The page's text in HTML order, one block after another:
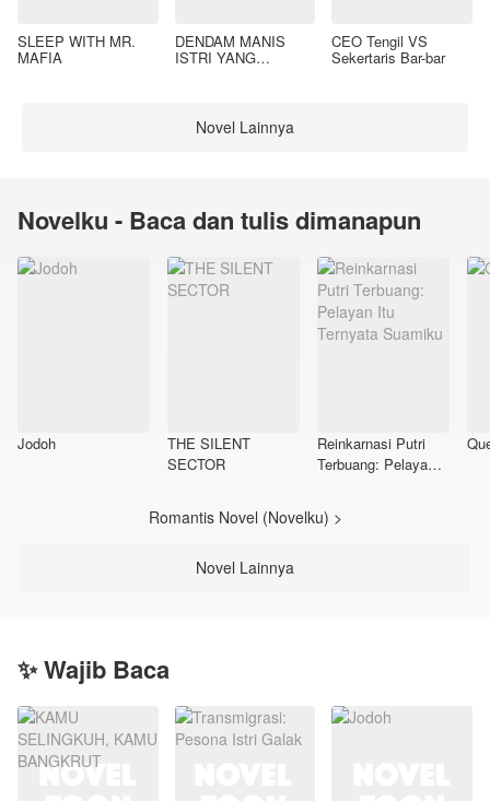
SLEEP WITH MR.
MAFIA
DENDAM MANIS
ISTRI YANG
CEO Tengil VS
Sekertaris Bar-bar
Novel Lainnya
Novelku - Baca dan tulis dimanapun
Jodoh
THE SILENT
SECTOR
Reinkarnasi Putri
Terbuang: Pelayan
Romantis Novel (Novelku) >
Novel Lainnya
✨ Wajib Baca